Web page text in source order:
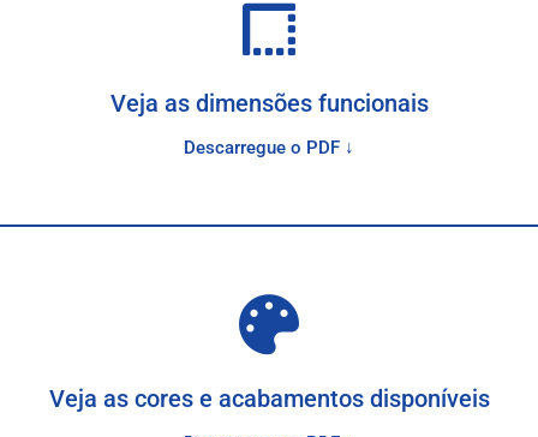
Veja as dimensões funcionais
Descarregue o PDF ↓
Veja as cores e acabamentos disponíveis